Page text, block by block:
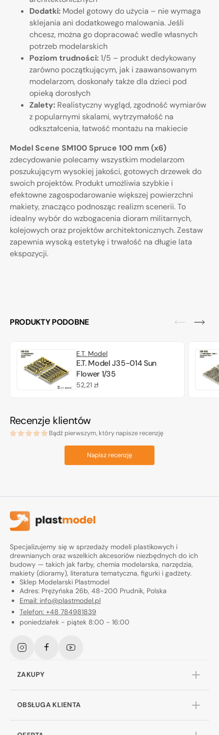
Dodatki: Model gotowy do użycia – nie wymaga
sklejania ani dodatkowego malowania. Jeśli
chcesz, można go dopracować wedle własnych
potrzeb modelarskich
Poziom trudności:1/5 – produkt dedykowany
zarówno początkującym, jak i zaawansowanym
modelarzom, doskonały także dla dzieci pod
opieką dorosłych
Zalety: Realistyczny wygląd, zgodność wymiarów
z popularnymi skalami, wytrzymałość na
odkształcenia, łatwość montażu na makiecie
Model Scene SM100 Spruce 100 mm (x6)
zdecydowanie polecamy wszystkim modelarzom
poszukującym wysokiej jakości, gotowych drzewek do
swoich projektów. Produkt umożliwia szybkie i
efektowne zagospodarowanie większej powierzchni
makiety, znacząco podnosząc realizm scenerii. To
idealny wybór do wzbogacenia dioram militarnych,
kolejowych oraz projektów architektonicznych. Zestaw
zapewnia wysoką estetykę i trwałość na długie lata
ekspozycji.
PRODUKTY PODOBNE
E.T. Model
E.T. Model J35-014 Sun
Flower 1/35
Cena
52,21 zł
Recenzje klientów
Bądź pierwszym, który napisze recenzję
Napisz recenzję
Specjalizujemy się w sprzedaży modeli plastikowych i
drewnianych oraz wszelkich akcesoriów niezbędnych do ich
budowy — takich jak farby, chemia modelarska, narzędzia,
makiety (dioramy), literatura tematyczna, figurki i gadżety.
Sklep Modelarski Plastmodel
Adres: Prężyńska 26b, 48-200 Prudnik, Polska
Email: info@plastmodel.pl
Telefon: +48 784981839
poniedziałek - piątek 8:00 - 16:00
InstagramFacebookYouTube
ZAKUPY
OBSŁUGA KLIENTA